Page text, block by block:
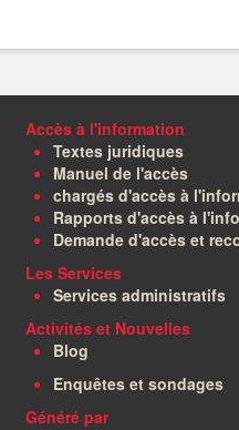
Accès à l'information
Textes juridiques
Manuel de l'accès
chargés d'accès à
Rapports d'accès à
Demande d'accès et
Les Services
Services administratifs
Activités et Nouvelles
Blog
Enquêtes et sondages
Généré par